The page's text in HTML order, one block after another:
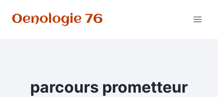
Oenologie 76
parcours prometteur